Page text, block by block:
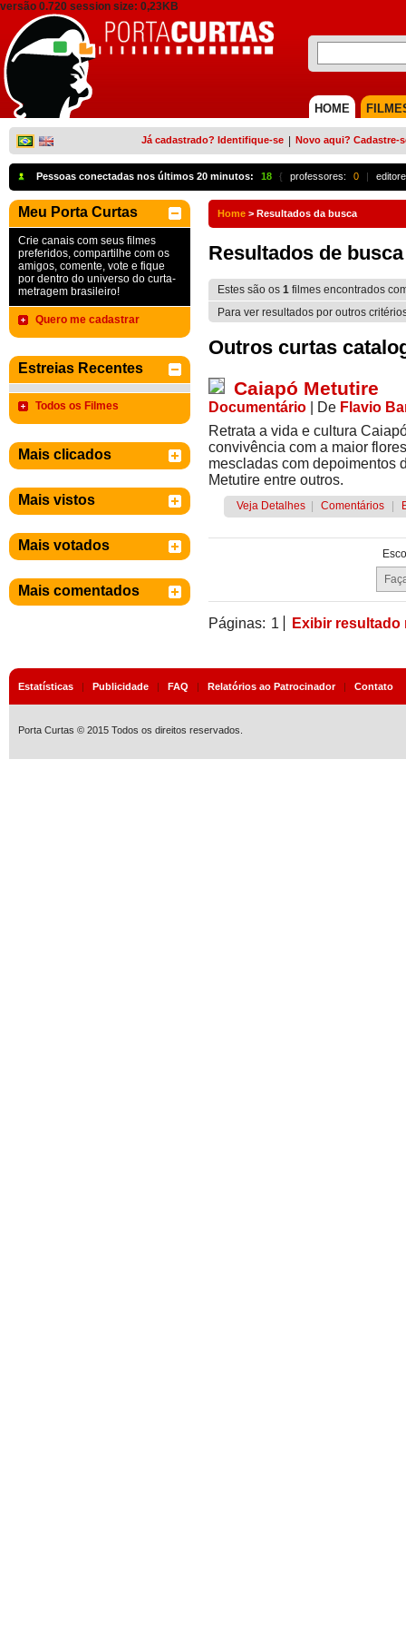
versão 0.720 session size: 0,23KB
HOME
Já cadastrado? Identifique-se Novo aqui? Cadastre-
Pessoas conectadas nos últimos 20 minutos: 18 { professores: 0 |
Meu Porta Curtas
Crie canais com seus filmes
preferidos, compartilhe com os
amigos, comente, vote e fique
por dentro do universo do curta-
metragem brasileiro!
Quero me cadastrar
Estreias Recentes
Todos os Filmes
Mais clicados
Mais vistos
Mais votados
Mais comentados
Home > Resultados da busca
Resultados de busca
Estes são os 1 filmes encontrados
Para ver resultados por outros
Outros curtas
Caiapó Metutire
Documentário De Flavio
Retrata a vida e cultura
convivência com a maior
mescladas com depoimentos
Metutire entre outros.
Veja Detalhes Comentários
Páginas: 1 Exibir resultado
Estatísticas | Publicidade | FAQ | Relatórios ao Patrocinador| Contato
Porta Curtas © 2015 Todos os direitos reservados.